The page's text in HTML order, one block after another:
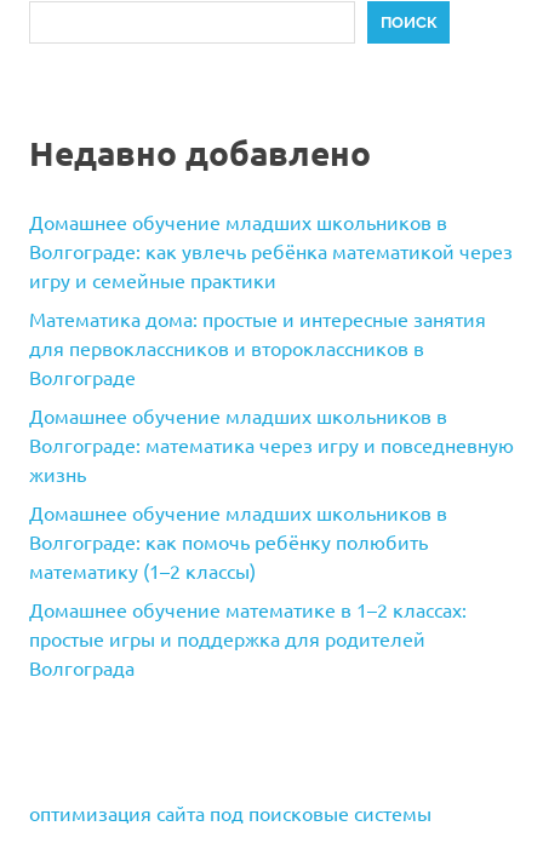
ПОИСК
Недавно добавлено
Домашнее обучение младших школьников в
Волгограде: как увлечь ребёнка математикой через
игру и семейные практики
Математика дома: простые и интересные занятия
для первоклассников и второклассников в
Волгограде
Домашнее обучение младших школьников в
Волгограде: математика через игру и повседневную
жизнь
Домашнее обучение младших школьников в
Волгограде: как помочь ребёнку полюбить
математику (1–2 классы)
Домашнее обучение математике в 1–2 классах:
простые игры и поддержка для родителей
Волгограда
оптимизация сайта под поисковые системы